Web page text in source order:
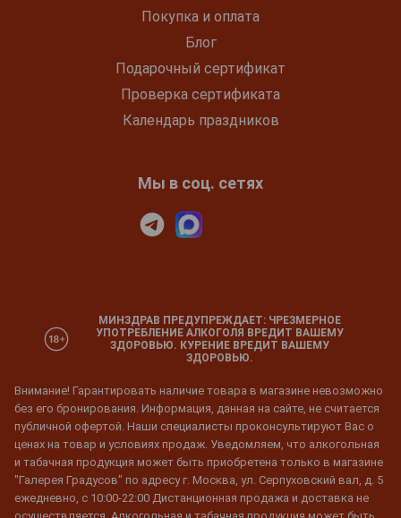
Покупка и оплата
Блог
Подарочный сертификат
Проверка сертификата
Календарь праздников
Мы в соц. сетях
МИНЗДРАВ ПРЕДУПРЕЖДАЕТ: ЧРЕЗМЕРНОЕ
УПОТРЕБЛЕНИЕ АЛКОГОЛЯ ВРЕДИТ ВАШЕМУ
ЗДОРОВЬЮ. КУРЕНИЕ ВРЕДИТ ВАШЕМУ
ЗДОРОВЬЮ.
Внимание! Гарантировать наличие товара в магазине невозможно
без его бронирования. Информация, данная на сайте, не считается
публичной офертой. Наши специалисты проконсультируют Вас о
ценах на товар и условиях продаж. Уведомляем, что алкогольная
и табачная продукция может быть приобретена только в магазине
"Галерея Градусов" по адресу г. Москва, ул. Серпуховский вал, д. 5
ежедневно, с 10:00-22:00 Дистанционная продажа и доставка не